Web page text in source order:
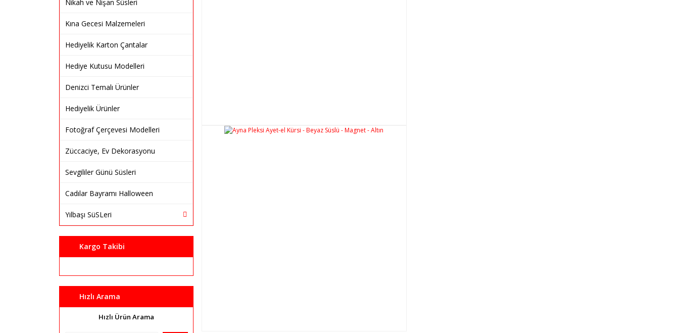
Nikah ve Nişan Süsleri
Kına Gecesi Malzemeleri
Hediyelik Karton Çantalar
Hediye Kutusu Modelleri
Denizci Temalı Ürünler
Hediyelik Ürünler
Fotoğraf Çerçevesi Modelleri
Züccaciye, Ev Dekorasyonu
Sevgililer Günü Süsleri
Cadılar Bayramı Halloween
Yılbaşı SüSLeri
Kargo Takibi
Hızlı Arama
Hızlı Ürün Arama